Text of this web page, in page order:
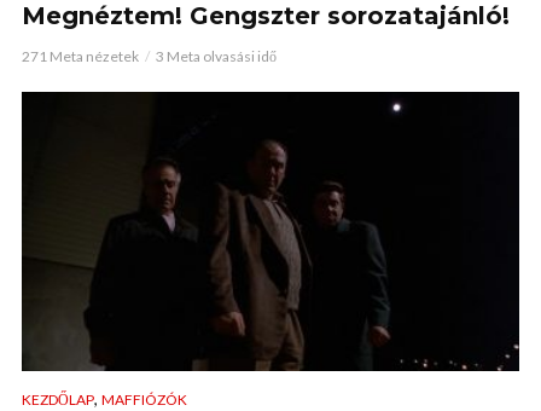
Megnéztem! Gengszter sorozatajánló!
271 Meta nézetek 3 Meta olvasási idő
KEZDŐLAP, MAFFIÓZÓK